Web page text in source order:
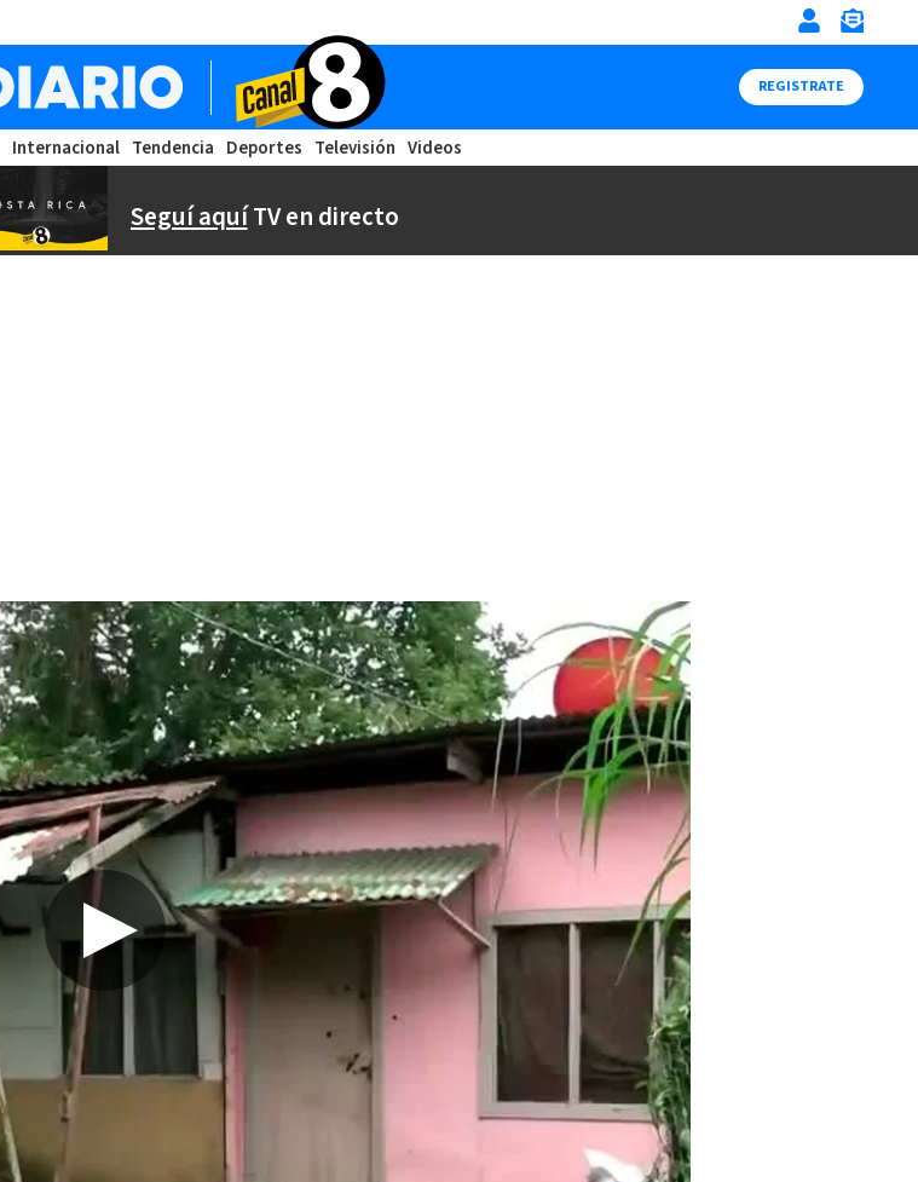
REGISTRATE
Internacional Tendencia Deportes Televisión Videos
Seguí aquíTV en directo